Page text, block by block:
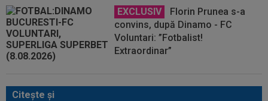
EXCLUSIV
Florin Prunea s-a
convins, după Dinamo - FC
Voluntari: ”Fotbalist!
Extraordinar”
Citeşte şi